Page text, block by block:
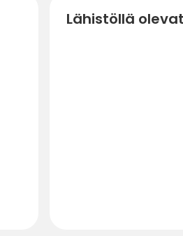
Lähistöllä